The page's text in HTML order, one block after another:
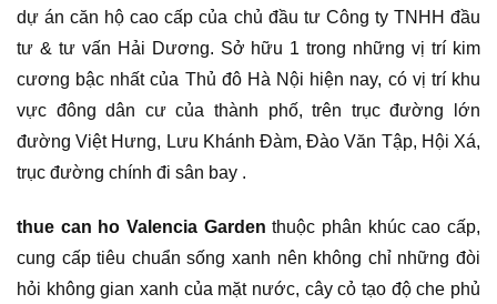
dự án căn hộ cao cấp của chủ đầu tư Công ty TNHH đầu
tư & tư vấn Hải Dương. Sở hữu 1 trong những vị trí kim
cương bậc nhất của Thủ đô Hà Nội hiện nay, có vị trí khu
vực đông dân cư của thành phố, trên trục đường lớn
đường Việt Hưng, Lưu Khánh Đàm, Đào Văn Tập, Hội Xá,
trục đường chính đi sân bay .
thue can ho Valencia Garden thuộc phân khúc cao cấp,
cung cấp tiêu chuẩn sống xanh nên không chỉ những đòi
hỏi không gian xanh của mặt nước, cây cỏ tạo độ che phủ